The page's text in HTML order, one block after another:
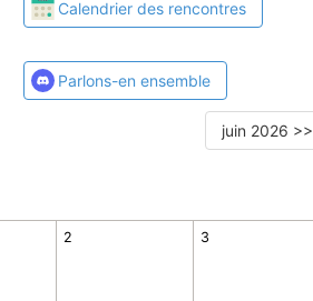
Calendrier des rencontres
Parlons-en ensemble
juin 2026 >>
2 3